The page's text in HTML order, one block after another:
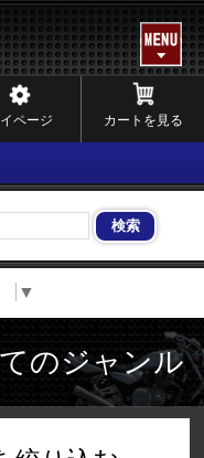
ページ カートを見る
▼
のジャンル